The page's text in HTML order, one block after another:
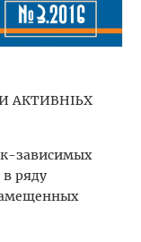
АКТИВНЫХ
зависимых
ряду